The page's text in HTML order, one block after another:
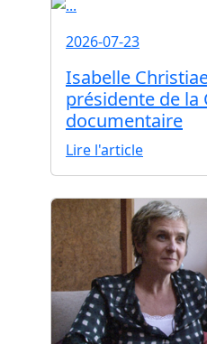
2026-07-23
Isabelle
présidente de la
documentaire
Lire l'article